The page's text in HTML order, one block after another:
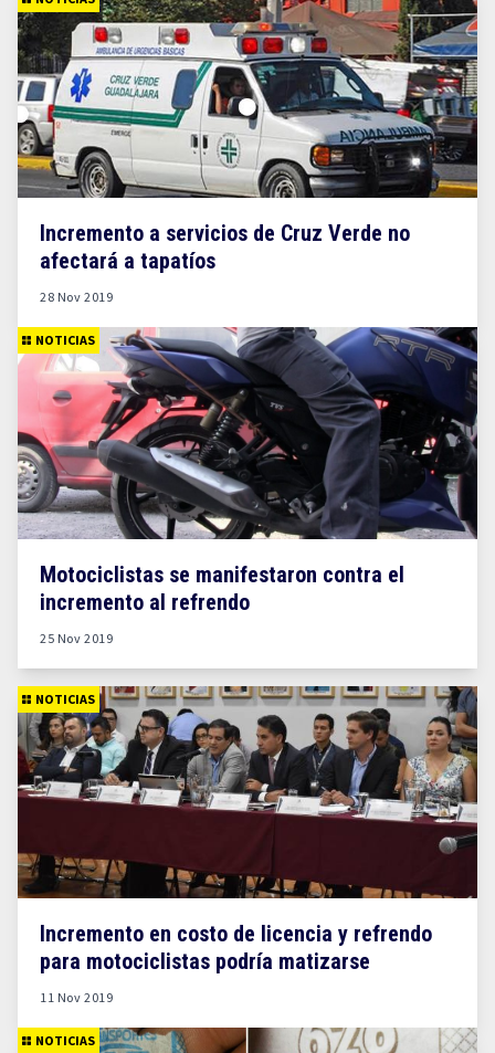
Incremento a servicios de Cruz Verde no
afectará a tapatíos
28 Nov 2019
NOTICIAS
Motociclistas se manifestaron contra el
incremento al refrendo
25 Nov 2019
NOTICIAS
Incremento en costo de licencia y refrendo
para motociclistas podría matizarse
11 Nov 2019
NOTICIAS